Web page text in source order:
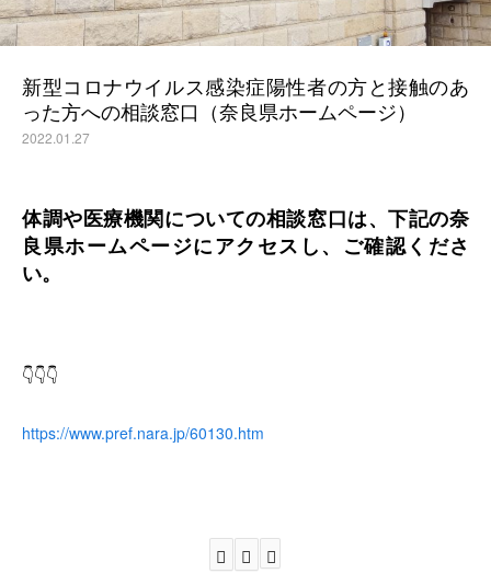
新型コロナウイルス感染症陽性者の方と接触のあ
った方への相談窓口（奈良県ホームページ）
2022.01.27
体調や医療機関についての相談窓口は、下記の奈
良県ホームページにアクセスし、ご確認くださ
い。
👇👇👇
https://www.pref.nara.jp/60130.htm